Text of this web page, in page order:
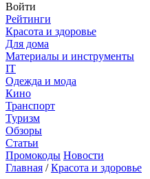
Войти
Рейтинги
Красота и здоровье
Для дома
Материалы и инструменты
IT
Одежда и мода
Кино
Транспорт
Туризм
Обзоры
Статьи
Промокоды Новости
Главная /Красота и здоровье